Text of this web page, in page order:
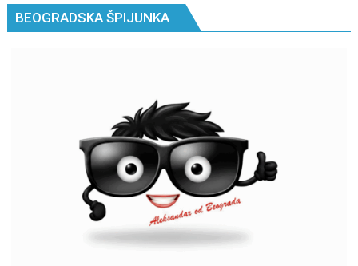
BEOGRADSKA ŠPIJUNKA